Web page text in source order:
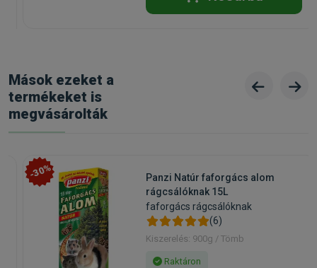
Mások ezeket a
termékeket is
megvásárolták
-30%
Panzi Natúr faforgács alom
rágcsálóknak 15L
faforgács rágcsálóknak
(6)
Kiszerelés: 900g / Tömb
Raktáron